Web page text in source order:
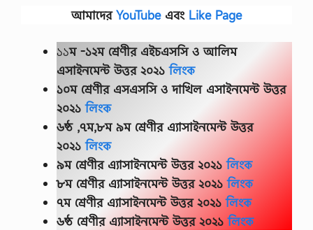
আমাদেরYouTubeএবং Like Page
১১ম -১২ম শ্রেণীর এইচএসসি ও আলিম
এসাইনমেন্ট উত্তর ২০২১লিংক
১০ম শ্রেণীর এসএসসি ও দাখিল এসাইনমেন্ট উত্তর
২০২১লিংক
৬ষ্ঠ ,৭ম,৮ম ৯ম শ্রেণীর এ্যাসাইনমেন্ট উত্তর
২০২১লিংক
৯ম শ্রেণীর এ্যাসাইনমেন্ট উত্তর ২০২১লিংক
৮ম শ্রেণীর এ্যাসাইনমেন্ট উত্তর ২০২১লিংক
৭ম শ্রেণীর এ্যাসাইনমেন্ট উত্তর ২০২১লিংক
৬ষ্ঠ শ্রেণীর এ্যাসাইনমেন্ট উত্তর ২০২১লিংক